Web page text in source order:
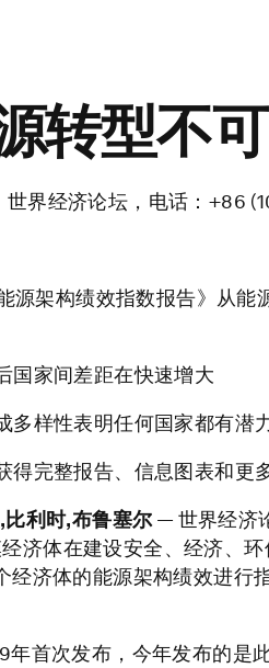
转型不
世界经济论坛，电话：+86
源架构绩效指数报告》从
国家间差距在快速增大
多样性表明任何国家都有潜
得完整报告、信息图表和更
,比利时,布鲁塞尔— 世界经济
济体在建设安全、经济、
经济体的能源架构绩效进
年首次发布，今年发布的是